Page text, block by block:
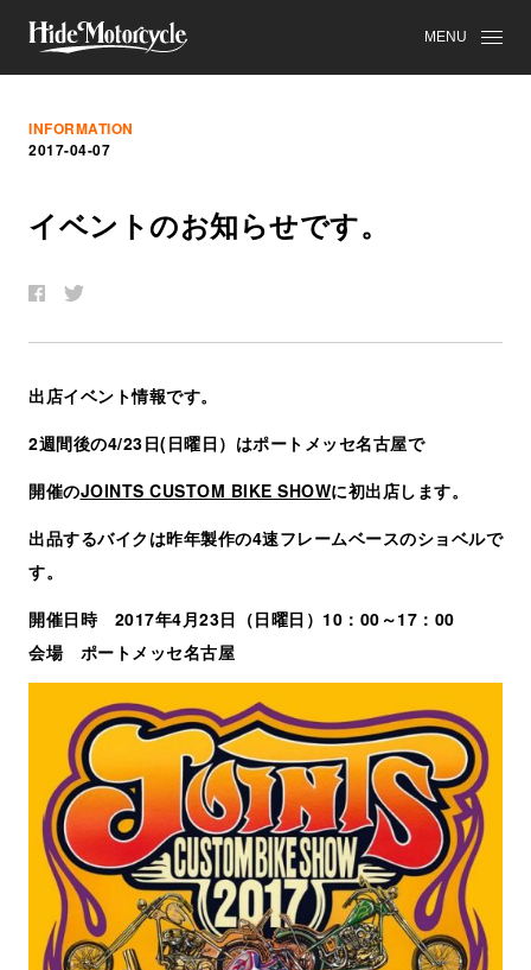
MENU
INFORMATION
2017-04-07
イベン トのお知らせです。
出店イベント情報です。
2週間後の4/23日(日曜日）はポートメッセ名古屋で
開催のJOINTS CUSTOM BIKE SHOWに初出店します。
出品するバイクは昨年製作の4速フレームベースのショベルで
す。
開催日時 2017年4月23日（日曜日）10：00～17：00
会場 ポートメッセ名古屋